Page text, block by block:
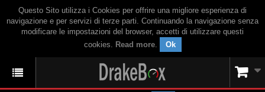
Questo Sito utilizza i Cookies per offrire una migliore esperienza di
navigazione e per servizi di terze parti. Continuando la navigazione senza
modificare le impostazioni del browser, accetti di utilizzare questi
cookies. Read more. Ok